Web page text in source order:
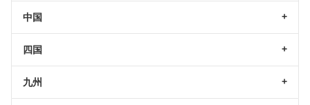
中国
四国
九州